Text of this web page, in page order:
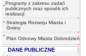
Programy z zakresu zadań
publicznych oraz sposób ich
realizacji
Strategia Rozwoju Miasta i
Gminy
Plan Odnowy Miasta Dobrodzień
DANE PUBLICZNE